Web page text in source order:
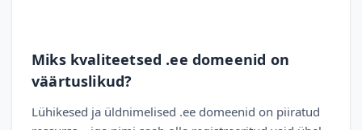
Miks kvaliteetsed .ee domeenid on
väärtuslikud?
Lühikesed ja üldnimelised .ee domeenid on piiratud